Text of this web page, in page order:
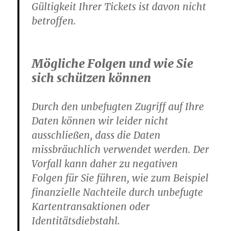
Gültigkeit Ihrer Tickets ist davon nicht
betroffen.
Mögliche Folgen und wie Sie
sich schützen können
Durch den unbefugten Zugriff auf Ihre
Daten können wir leider nicht
ausschließen, dass die Daten
missbräuchlich verwendet werden. Der
Vorfall kann daher zu negativen
Folgen für Sie führen, wie zum Beispiel
finanzielle Nachteile durch unbefugte
Kartentransaktionen oder
Identitätsdiebstahl.